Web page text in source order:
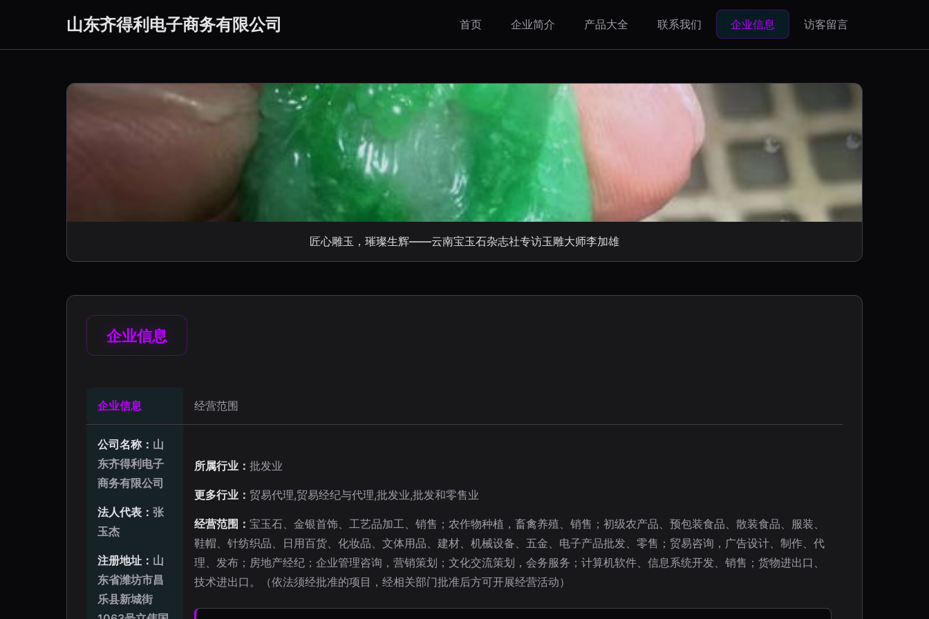
山东齐得利电子商务有限公司 首页 企业简介 产品大全 联系我们 企业信息 访客留言
匠心雕玉，璀璨生辉——云南宝玉石杂志社专访玉雕大师李加雄
企业信息
企业信息 经营范围
公司名称： 山
东齐得利电子
商务有限公司
法人代表： 张
玉杰
注册地址： 山
东省潍坊市昌
乐县新城街
所属行业： 批发业
更多行业： 贸易代理,贸易经纪与代理,批发业,批发和零售业
经营范围： 宝玉石、金银首饰、工艺品加工、销售；农作物种植，畜禽养殖、销售；初级农产品、预包装食品、散装食品、服装、
鞋帽、针纺织品、日用百货、化妆品、文体用品、建材、机械设备、五金、电子产品批发、零售；贸易咨询，广告设计、制作、代
理、发布；房地产经纪；企业管理咨询，营销策划；文化交流策划，会务服务；计算机软件、信息系统开发、销售；货物进出口、
技术进出口。（依法须经批准的项目，经相关部门批准后方可开展经营活动）